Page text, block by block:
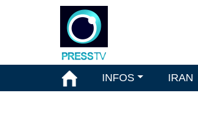
INFOS IRAN